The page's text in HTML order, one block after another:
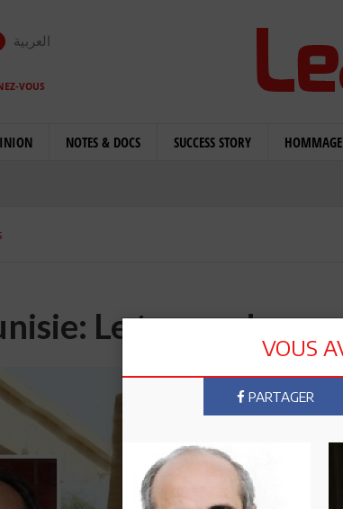
العربية
VOUS
NOTES & DOCS SUCCESS STORY
Le temps des
VOUS
PARTAGER